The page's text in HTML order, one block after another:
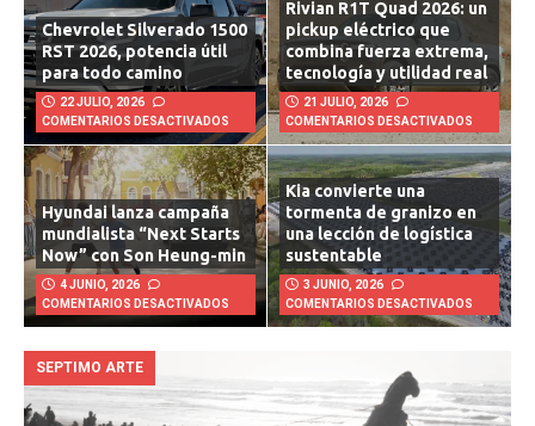
Chevrolet Silverado 1500
RST 2026, potencia útil
para todo camino
22 JULIO, 2026
COMENTARIOS DESACTIVADOS
Rivian R1T Quad 2026: un
pickup eléctrico que
combina fuerza extrema,
tecnología y utilidad real
21 JULIO, 2026
COMENTARIOS DESACTIVADOS
Hyundai lanza campaña
mundialista “Next Starts
Now” con Son Heung-min
4 JUNIO, 2026
COMENTARIOS DESACTIVADOS
Kia convierte una
tormenta de granizo en
una lección de logística
sustentable
3 JUNIO, 2026
COMENTARIOS DESACTIVADOS
SEPTIMO ARTE